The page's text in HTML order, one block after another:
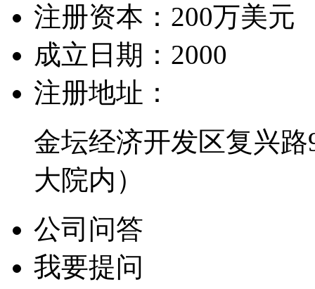
注册资本： 200万美元
成立日期： 2000
注册地址：
金坛经济开发区复兴
大院内）
公司问答
我要提问